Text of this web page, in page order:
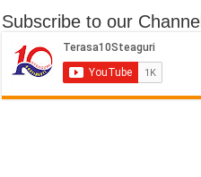
Subscribe to our Channel